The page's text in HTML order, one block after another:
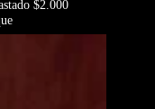
$2.000